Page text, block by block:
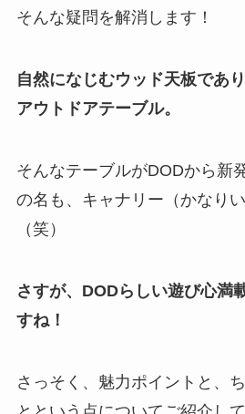
そんな疑問を解消します！
自然になじむウッド天板であ
アウトドアテーブル。
そんなテーブルがDODから新
の名も、キャナリー（かなり
（笑）
さすが、DODらしい遊び心満
すね！
さっそく、魅力ポイントと、